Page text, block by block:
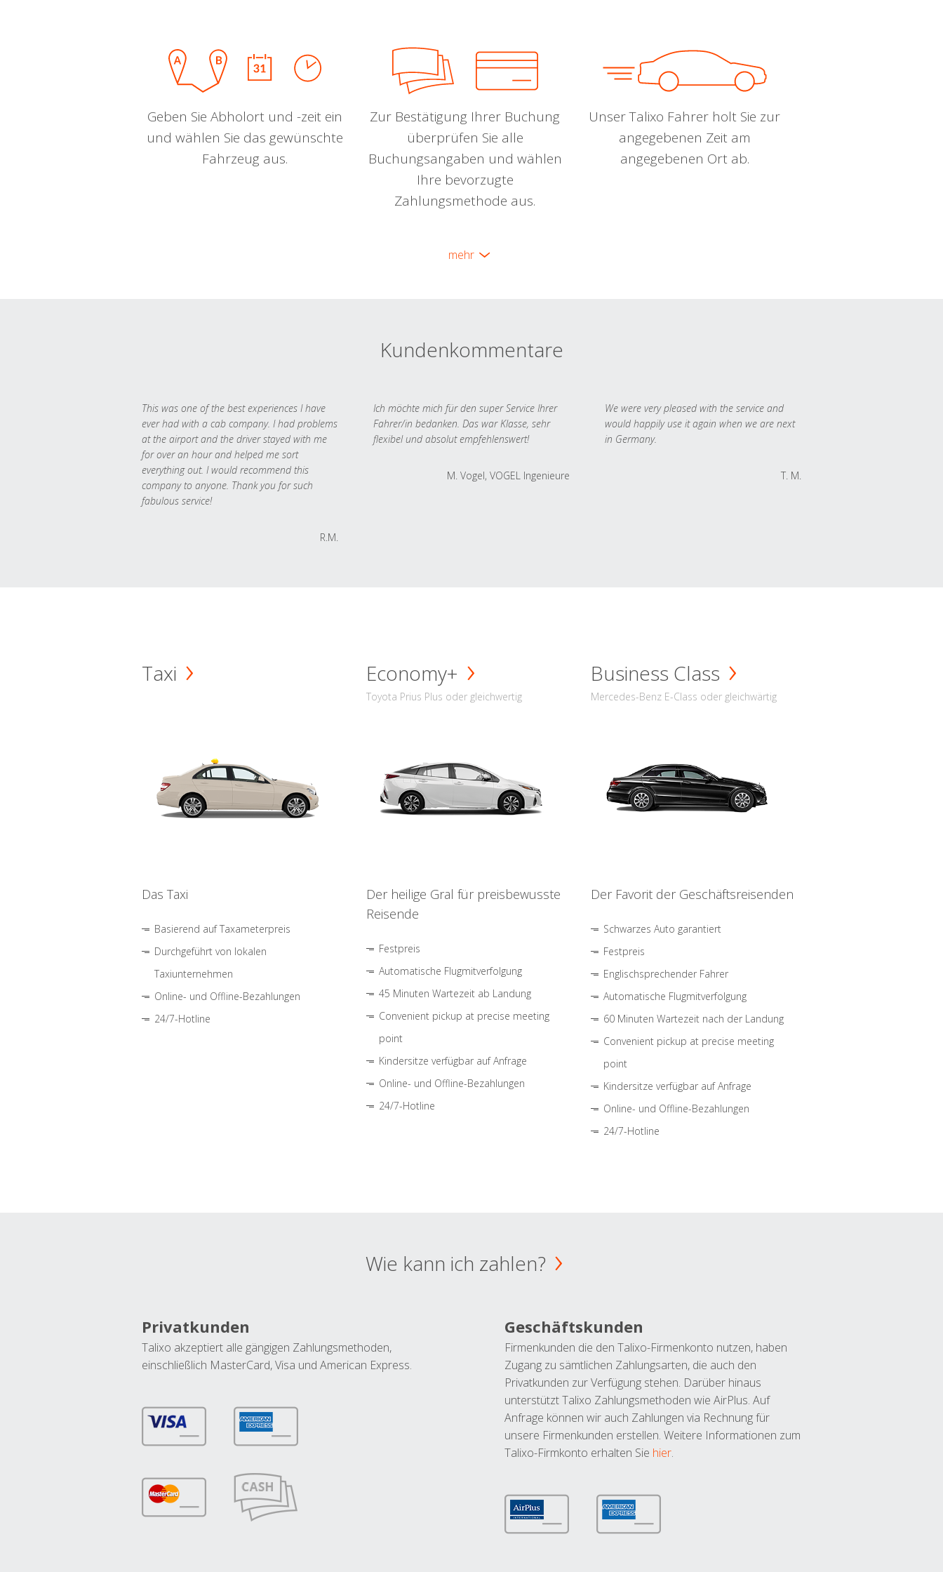
Geben Sie Abholort und -zeit ein
und wählen Sie das gewünschte
Fahrzeug aus.
Zur Bestätigung Ihrer Buchung
überprüfen Sie alle
Buchungsangaben und wählen
Ihre bevorzugte
Zahlungsmethode aus.
Unser Talixo Fahrer holt Sie zur
angegebenen Zeit am
angegebenen Ort ab.
mehr
Kundenkommentare
This was one of the best experiences I have
ever had with a cab company. I had problems
at the airport and the driver stayed with me
for over an hour and helped me sort
everything out. I would recommend this
company to anyone. Thank you for such
fabulous service!
R.M.
Ich möchte mich für den super Service Ihrer
Fahrer/in bedanken. Das war Klasse, sehr
flexibel und absolut empfehlenswert!
M. Vogel, VOGEL Ingenieure
We were very pleased with the service and
would happily use it again when we are next
in Germany.
T. M.
Taxi
Das Taxi
Basierend auf Taxameterpreis
Durchgeführt von lokalen
Taxiunternehmen
Online- und Offline-Bezahlungen
24/7-Hotline
Economy+
Toyota Prius Plus oder gleichwertig
Der heilige Gral für preisbewusste
Reisende
Festpreis
Automatische Flugmitverfolgung
45 Minuten Wartezeit ab Landung
Convenient pickup at precise meeting
point
Kindersitze verfügbar auf Anfrage
Online- und Offline-Bezahlungen
24/7-Hotline
Business Class
Mercedes-Benz E-Class oder gleichwärtig
Der Favorit der Geschäftsreisenden
Schwarzes Auto garantiert
Festpreis
Englischsprechender Fahrer
Automatische Flugmitverfolgung
60 Minuten Wartezeit nach der Landung
Convenient pickup at precise meeting
point
Kindersitze verfügbar auf Anfrage
Online- und Offline-Bezahlungen
24/7-Hotline
Wie kann ich zahlen?
Privatkunden
Talixo akzeptiert alle gängigen Zahlungsmethoden,
einschließlich MasterCard, Visa und American Express.
Geschäftskunden
Firmenkunden die den Talixo-Firmenkonto nutzen, haben
Zugang zu sämtlichen Zahlungsarten, die auch den
Privatkunden zur Verfügung stehen. Darüber hinaus
unterstützt Talixo Zahlungsmethoden wie AirPlus. Auf
Anfrage können wir auch Zahlungen via Rechnung für
unsere Firmenkunden erstellen. Weitere Informationen zum
Talixo-Firmkonto erhalten Sie hier.